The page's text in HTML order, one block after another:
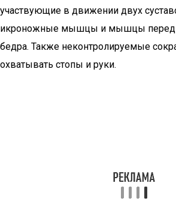
участвующие в движении двух
икроножные мышцы и мышцы
бедра. Также неконтролируемые
охватывать стопы и руки.